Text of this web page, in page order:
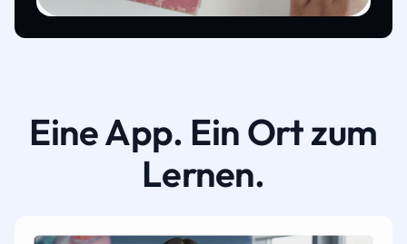
Eine App. Ein Ort zum
Lernen.